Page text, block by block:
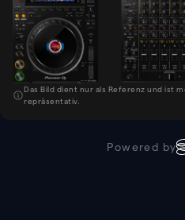
Das Bild dient nur als Referenz und ist
repräsentativ.
Powered by